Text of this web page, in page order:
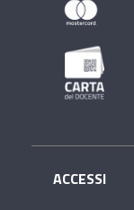
ACCESSI